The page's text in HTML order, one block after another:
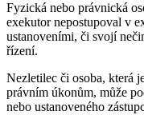
Fyzická nebo právnická
exekutor nepostupoval v
ustanoveními, či svojí
řízení.
Nezletilec či osoba, která
právním úkonům, může
nebo ustanoveného